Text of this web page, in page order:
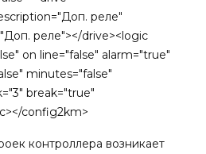
реле"
реле"></drive><logic
on line="false" alarm="true"
minutes="false"
break="true"
config2km>
контроллера возникает